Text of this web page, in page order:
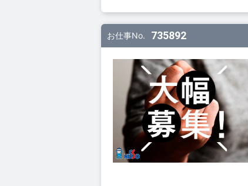
お仕事No. 735892